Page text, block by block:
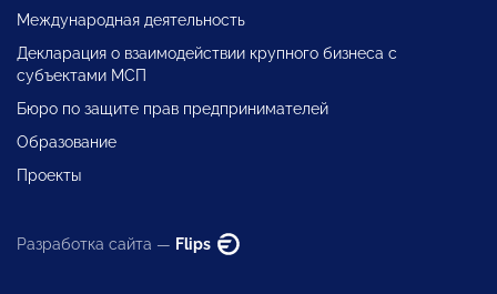
Международная деятельность
Декларация о взаимодействии крупного бизнеса с
субъектами МСП
Бюро по защите прав предпринимателей
Образование
Проекты
Разработка сайта — Flips